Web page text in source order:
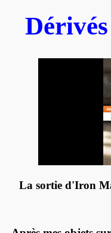
La sortie d'Iron